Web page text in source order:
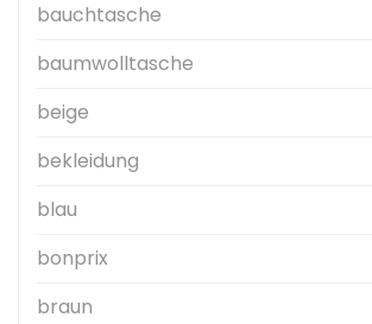
bauchtasche
baumwolltasche
beige
bekleidung
blau
bonprix
braun